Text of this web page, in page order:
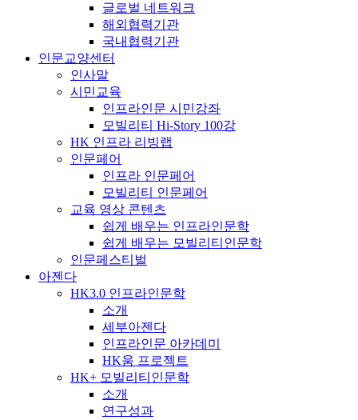
글로벌 네트워크
해외협력기관
국내협력기관
인문교양센터
인사말
시민교육
인프라인문 시민강좌
모빌리티 Hi-Story 100강
HK 인프라 리빙랩
인문페어
인프라 인문페어
모빌리티 인문페어
교육 영상 콘텐츠
쉽게 배우는 인프라인문학
쉽게 배우는 모빌리티인문학
인문페스티벌
아젠다
HK3.0 인프라인문학
소개
세부아젠다
인프라인문 아카데미
HK움 프로젝트
HK+ 모빌리티인문학
소개
연구성과